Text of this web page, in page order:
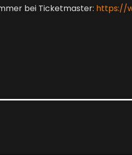
bei Ticketmaster: https://